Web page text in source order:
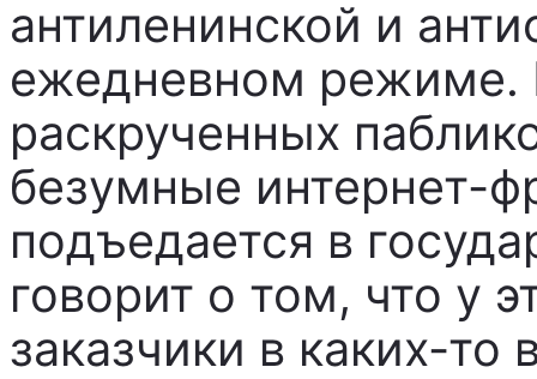
антиленинской и
ежедневном
раскрученных
безумные интернет-
подъедается в
говорит о том, что у
заказчики в каких-то